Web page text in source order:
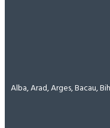
Alba, Arad, Arges, Bacau,